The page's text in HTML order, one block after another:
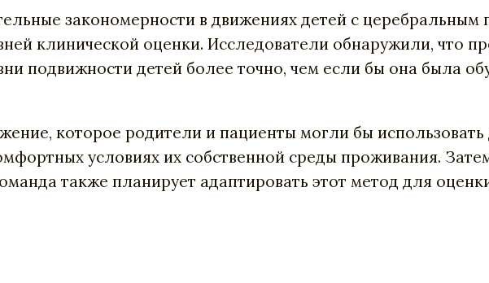
закономерности в движениях детей с церебральным
клинической оценки. Исследователи обнаружили, что
подвижности детей более точно, чем если бы она была
которое родители и пациенты могли бы использовать
условиях их собственной среды проживания.
также планирует адаптировать этот метод для